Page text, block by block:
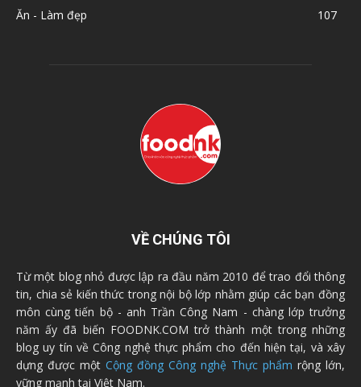
Ăn - Làm đẹp
107
VỀ CHÚNG TÔI
Từ một blog nhỏ được lập ra đầu năm 2010 để trao đổi thông
tin, chia sẻ kiến thức trong nội bộ lớp nhằm giúp các bạn đồng
môn cùng tiến bộ - anh Trần Công Nam - chàng lớp trưởng
năm ấy đã biến FOODNK.COM trở thành một trong những
blog uy tín về Công nghệ thực phẩm cho đến hiện tại, và xây
dựng được một Cộng đồng Công nghệ Thực phẩm rộng lớn,
vững mạnh tại Việt Nam.